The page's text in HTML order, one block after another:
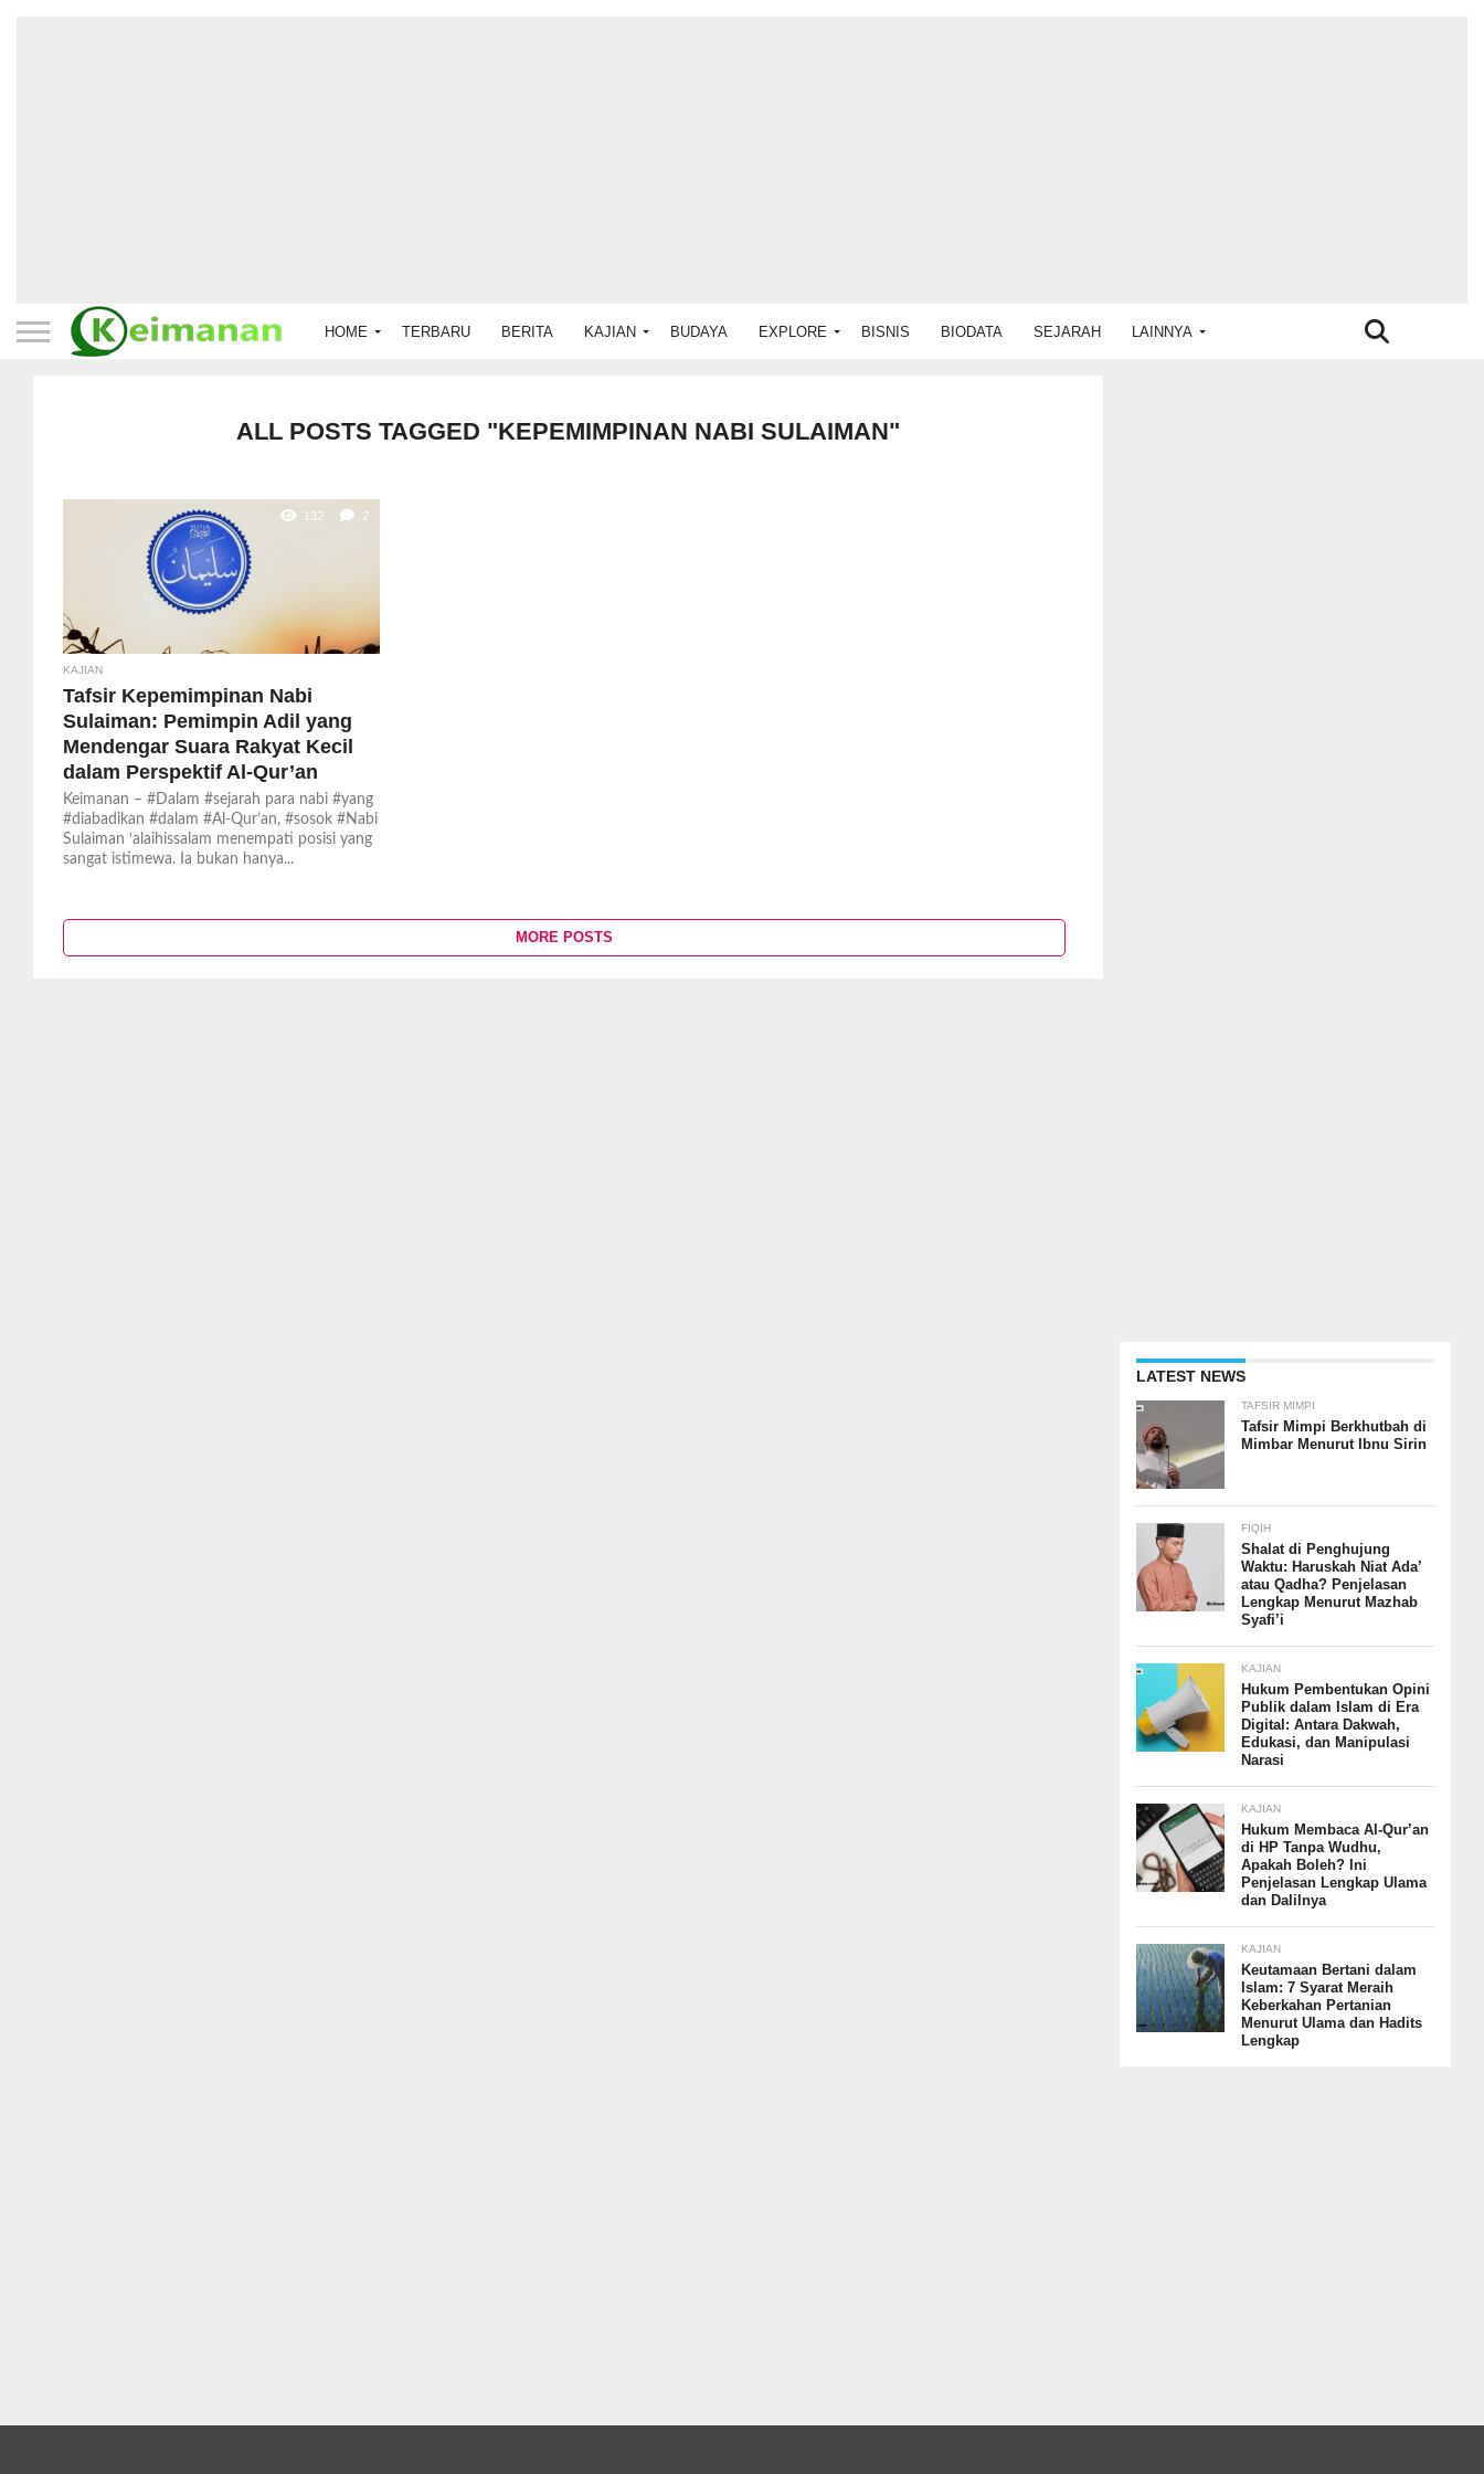
HOME TERBARU BERITA KAJIAN BUDAYA EXPLORE BISNIS BIODATA SEJARAH LAINNYA
ALL POSTS TAGGED "KEPEMIMPINAN NABI SULAIMAN"
132 2
KAJIAN
Tafsir Kepemimpinan Nabi
Sulaiman: Pemimpin Adil yang
Mendengar Suara Rakyat Kecil
dalam Perspektif Al-Qur’an
Keimanan – #Dalam #sejarah para nabi #yang
#diabadikan #dalam #Al-Qur’an, #sosok #Nabi
Sulaiman ‘alaihissalam menempati posisi yang
sangat istimewa. Ia bukan hanya...
MORE POSTS
LATEST NEWS
TAFSIR MIMPI
Tafsir Mimpi Berkhutbah di
Mimbar Menurut Ibnu Sirin
FIQIH
Shalat di Penghujung
Waktu: Haruskah Niat Ada’
atau Qadha? Penjelasan
Lengkap Menurut Mazhab
Syafi’i
KAJIAN
Hukum Pembentukan Opini
Publik dalam Islam di Era
Digital: Antara Dakwah,
Edukasi, dan Manipulasi
Narasi
KAJIAN
Hukum Membaca Al-Qur’an
di HP Tanpa Wudhu,
Apakah Boleh? Ini
Penjelasan Lengkap Ulama
dan Dalilnya
KAJIAN
Keutamaan Bertani dalam
Islam: 7 Syarat Meraih
Keberkahan Pertanian
Menurut Ulama dan Hadits
Lengkap